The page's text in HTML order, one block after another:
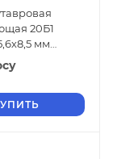
20Б1
мм
ГОСТ 26020-